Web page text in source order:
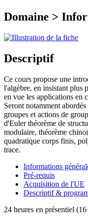
Domaine >
Descriptif
Ce cours propose une
l'algèbre, en insistant plus
en vue les applications en
Seront notamment
groupes et actions de
d'Euler théorème de
modulaire, théorème
quadratique corps finis,
trace.
Informations
Pré-requis
Acquisition de l'UE
Descriptif &
24 heures en présentiel